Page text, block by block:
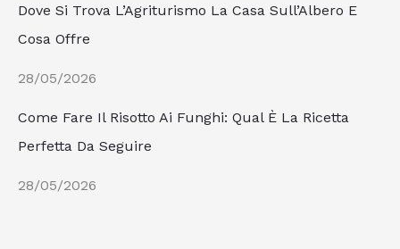
Dove Si Trova L’Agriturismo La Casa Sull’Albero E
Cosa Offre
28/05/2026
Come Fare Il Risotto Ai Funghi: Qual È La Ricetta
Perfetta Da Seguire
28/05/2026